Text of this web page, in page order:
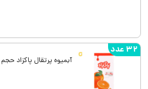
آبمیوه پرتقال پاکزاد حجم 200 میلی لیتری
32 عدد